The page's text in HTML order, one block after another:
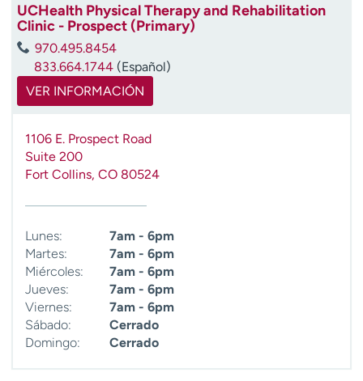
c
o
n
UCHealth Physical Therapy and Rehabilitation
Clinic - Prospect (Primary)
970.495.8454
833.664.1744 (Español)
VER INFORMACIÓN
1106 E. Prospect Road
Suite 200
Fort Collins, CO 80524
Lunes:
7am - 6pm
Martes:
7am - 6pm
Miércoles:
7am - 6pm
Jueves:
7am - 6pm
Viernes:
7am - 6pm
Sábado:
Cerrado
Domingo:
Cerrado